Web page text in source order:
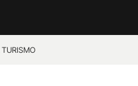
TURISMO